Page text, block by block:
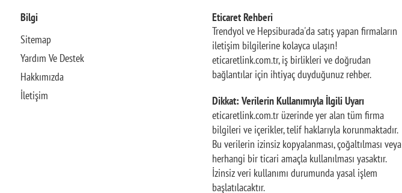
Bilgi
Sitemap
Yardım Ve Destek
Hakkımızda
İletişim
Eticaret Rehberi
Trendyol ve Hepsiburada'da satış yapan firmaların
iletişim bilgilerine kolayca ulaşın!
eticaretlink.com.tr, iş birlikleri ve doğrudan
bağlantılar için ihtiyaç duyduğunuz rehber.
Dikkat: Verilerin Kullanımıyla İlgili Uyarı
eticaretlink.com.tr üzerinde yer alan tüm firma
bilgileri ve içerikler, telif haklarıyla korunmaktadır.
Bu verilerin izinsiz kopyalanması, çoğaltılması veya
herhangi bir ticari amaçla kullanılması yasaktır.
İzinsiz veri kullanımı durumunda yasal işlem
başlatılacaktır.